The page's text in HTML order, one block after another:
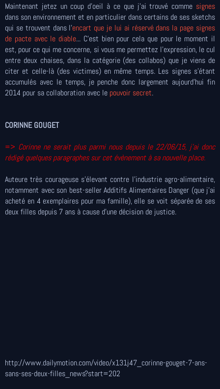
Maintenant jetez un coup d'oeil à ce que j'ai trouvé comme signes
dans son environnement et en particulier dans certains de ses sketchs
qui se trouvent dans l'encart que je lui ai réservé dans la page signes
de pacte avec le diable... C'est bien pour cela que pour le moment il
est, pour ce qui me concerne, si vous me permettez l'expression, le cul
entre deux chaises, dans la catégorie (des collabos) que je viens de
citer et celle-là (des victimes) en même temps. Les signes s'étant
accumulés avec le temps, je penche donc largement aujourd'hui fin
2014 pour sa collaboration avec le pouvoir secret.
CORINNE GOUGET
=> Corinne ne serait plus parmi nous depuis le 22/06/15, j'ai donc
rédigé quelques paragraphes sur cet évènement àsa nouvelle place.
Auteure très courageuse s'élevant contre l'industrie agro-alimentaire,
notamment avec son best-seller Additifs Alimentaires Danger (que j'ai
acheté en 4 exemplaires pour ma famille), elle se voit séparée de ses
deux filles depuis 7 ans à cause d'une décision de justice.
http://www.dailymotion.com/video/x131j47_corinne-gouget-7-ans-
sans-ses-deux-filles_news?start=202